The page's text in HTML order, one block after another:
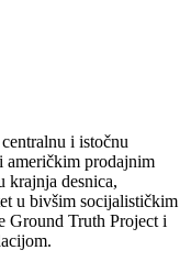
i istočnu
američkim prodajnim
krajnja desnica,
u bivšim socijalističkim
Ground Truth Project i